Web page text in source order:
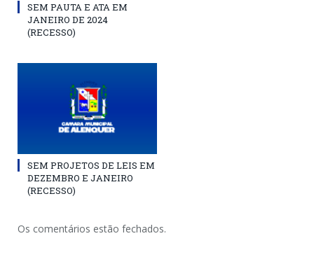
SEM PAUTA E ATA EM
JANEIRO DE 2024
(RECESSO)
SEM PROJETOS DE LEIS EM
DEZEMBRO E JANEIRO
(RECESSO)
Os comentários estão fechados.